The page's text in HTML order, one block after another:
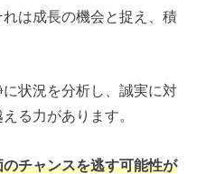
は成長の機会と捉え、積
状況を分析し、誠実に対
る力があります。
チャンスを逃す可能性が